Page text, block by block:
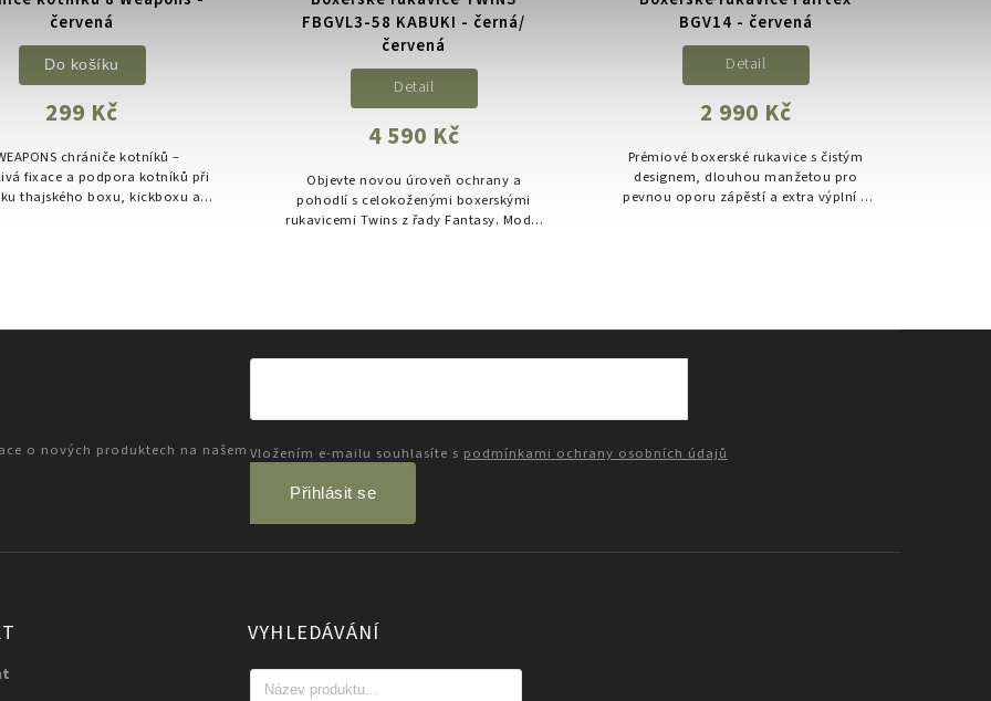
červená
299 Kč
Do košíku
chrániče kotníků –
fixace a podpora kotníků při
thajského boxu, kickboxu a
FBGVL3-58 KABUKI - černá/
červená
4 590 Kč
Detail
Objevte novou úroveň ochrany a
pohodlí s celokoženými boxerskými
rukavicemi Twins z řady Fantasy. Model
BGV14 - červená
2 990 Kč
Detail
Prémiové boxerské rukavice s čistým
designem, dlouhou manžetou pro
pevnou oporu zápěstí a extra výplní v
o nových produktech na našem Vložením e-mailu souhlasíte s podmínkami ochrany osobních údajů
Přihlásit se
VYHLEDÁVÁNÍ